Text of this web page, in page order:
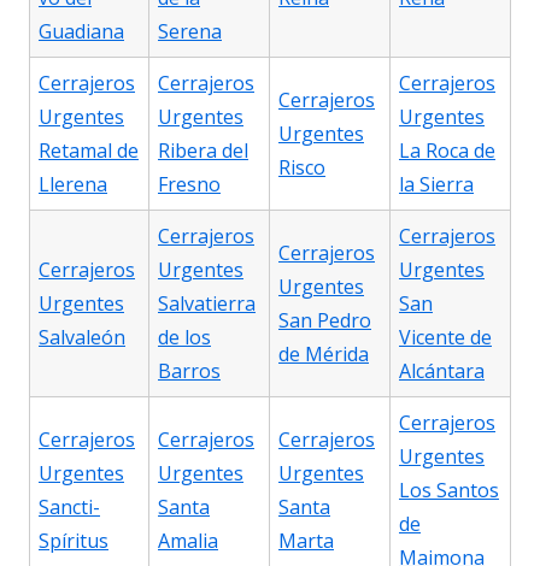
Guadiana
Serena
Cerrajeros
Urgentes
Retamal de
Llerena
Cerrajeros
Urgentes
Ribera del
Fresno
Cerrajeros
Urgentes
Risco
Cerrajeros
Urgentes
La Roca de
la Sierra
Cerrajeros
Urgentes
Salvaleón
Cerrajeros
Urgentes
Salvatierra
de los
Barros
Cerrajeros
Urgentes
San Pedro
de Mérida
Cerrajeros
Urgentes
San
Vicente de
Alcántara
Cerrajeros
Urgentes
Sancti-
Spíritus
Cerrajeros
Urgentes
Santa
Amalia
Cerrajeros
Urgentes
Santa
Marta
Cerrajeros
Urgentes
Los Santos
de
Maimona